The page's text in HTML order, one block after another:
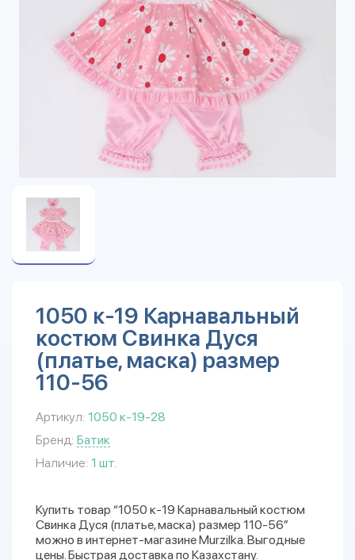
1050 к-19 Карнавальный
костюм Свинка Дуся
(платье, маска) размер
110-56
Артикул: 1050 к-19-28
Бренд: Батик
Наличие: 1 шт.
Купить товар “1050 к-19 Карнавальный костюм
Свинка Дуся (платье, маска) размер 110-56”
можно в интернет-магазине Murzilka. Выгодные
цены. Быстрая доставка по Казахстану.